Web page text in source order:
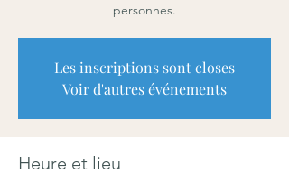
personnes.
Les inscriptions sont closes
Voir d'autres événements
Heure et lieu